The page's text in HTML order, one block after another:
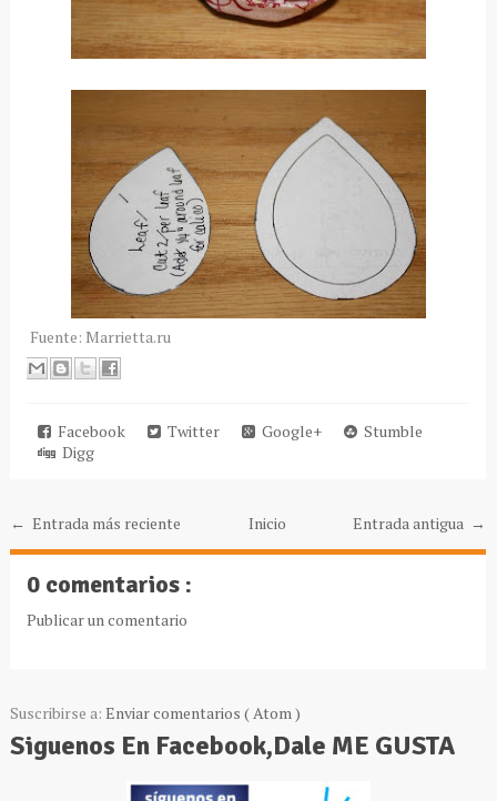
Fuente: Marrietta.ru
Facebook Twitter Google+
Stumble
Digg
← Entrada más reciente Entrada antigua →
Inicio
0 comentarios :
Publicar un comentario
Suscribirse a: Enviar comentarios ( Atom )
Siguenos En Facebook,Dale ME GUSTA